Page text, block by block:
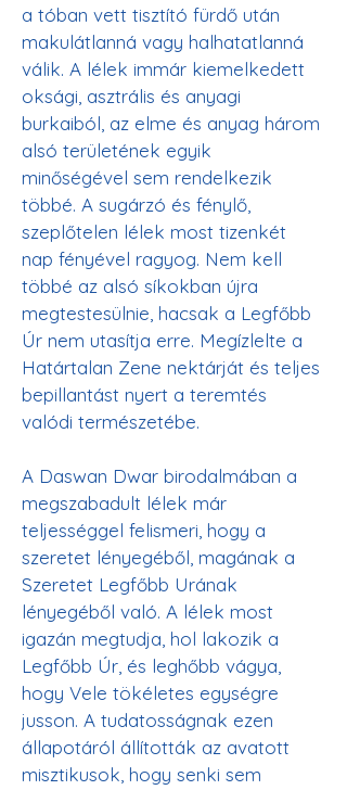
a tóban vett tisztító fürdő után
makulátlanná vagy halhatatlanná
válik. A lélek immár kiemelkedett
oksági, asztrális és anyagi
burkaiból, az elme és anyag három
alsó területének egyik
minőségével sem rendelkezik
többé. A sugárzó és fénylő,
szeplőtelen lélek most tizenkét
nap fényével ragyog. Nem kell
többé az alsó síkokban újra
megtestesülnie, hacsak a Legfőbb
Úr nem utasítja erre. Megízlelte a
Határtalan Zene nektárját és teljes
bepillantást nyert a teremtés
valódi természetébe.
A Daswan Dwar birodalmában a
megszabadult lélek már
teljességgel felismeri, hogy a
szeretet lényegéből, magának a
Szeretet Legfőbb Urának
lényegéből való. A lélek most
igazán megtudja, hol lakozik a
Legfőbb Úr, és leghőbb vágya,
hogy Vele tökéletes egységre
jusson. A tudatosságnak ezen
állapotáról állították az avatott
misztikusok, hogy senki sem